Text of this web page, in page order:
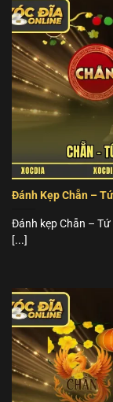
Đánh Kẹp Chẵn –
Đánh kẹp Chẵn –
[...]